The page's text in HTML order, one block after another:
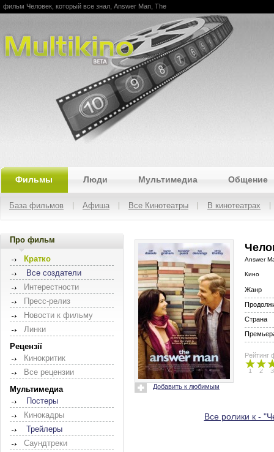
Multikino
фильм Человек, который все знал, Answer Man, The
Фильмы Люди Мультимедиа Общение
База фильмов Афиша Все Кинотеатры В кинотеатрах
Про фильм
Кратко
Все создатели
Интерестности
Пресс-релиз
Новости к фильму
Линки
Рецензії
Кинокритик
Все рецензии
Мультимедиа
Постеры
Кинокадры
Трейлеры
Саундтреки
Добавить к любимым
Answer
Кино
Жанр
Страна
Рейтинг
1 2 3
Все ролики к -